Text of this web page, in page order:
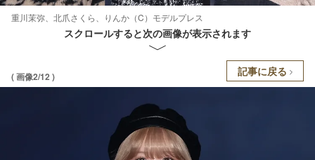
重川茉弥、北爪さくら、りんか（C）モデルプレス
スクロールすると次の画像が表示されます
( 画像2/12 ) 記事に戻る